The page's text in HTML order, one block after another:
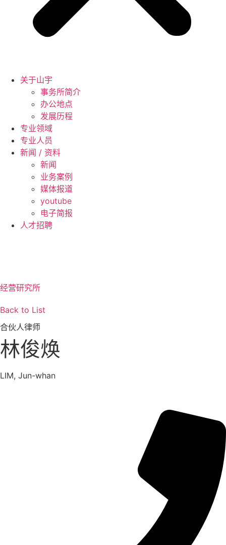
关于山宇
事务所简介
办公地点
发展历程
专业领域
专业人员
新闻 / 资料
新闻
业务案例
媒体报道
youtube
电子简报
人才招聘
经营研究所
Back to List
合伙人律师
林俊焕
LIM, Jun-whan